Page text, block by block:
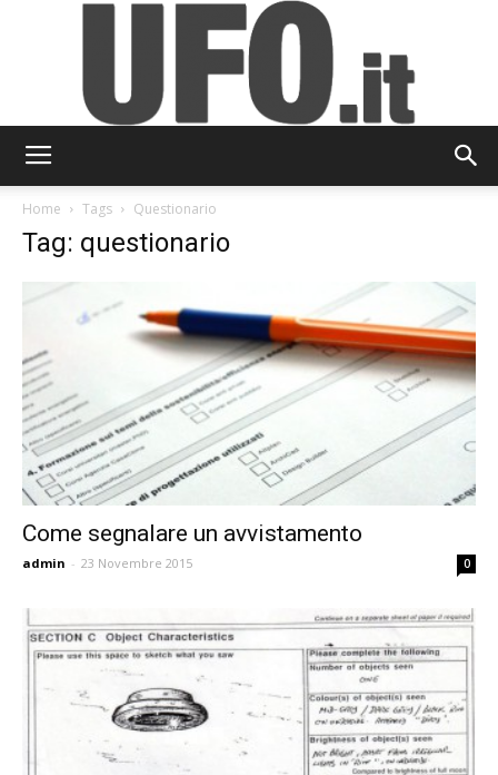
Home Tags Questionario
Tag: questionario
Come segnalare un avvistamento
admin - 23 Novembre 2015 0